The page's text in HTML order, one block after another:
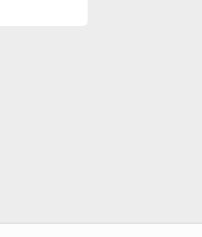
DI SERIE